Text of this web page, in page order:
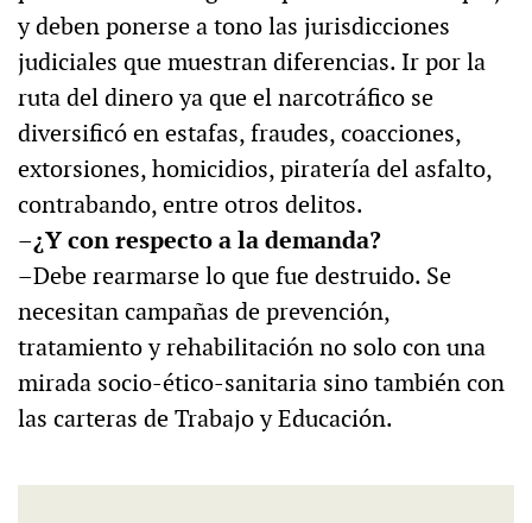
y deben ponerse a tono las jurisdicciones
judiciales que muestran diferencias. Ir por la
ruta del dinero ya que el narcotráfico se
diversificó en estafas, fraudes, coacciones,
extorsiones, homicidios, piratería del asfalto,
contrabando, entre otros delitos.
–¿Y con respecto a la demanda?
–Debe rearmarse lo que fue destruido. Se
necesitan campañas de prevención,
tratamiento y rehabilitación no solo con una
mirada socio-ético-sanitaria sino también con
las carteras de Trabajo y Educación.